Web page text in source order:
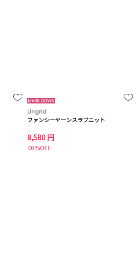
Ungrid
ファンシーヤーンスラブニット
8,580 円
40%OFF